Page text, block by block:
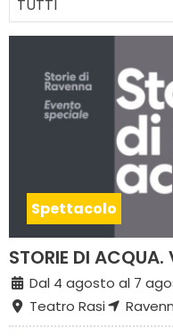
TUTTI
Spettacolo
STORIE DI ACQUA.
Dal 4 agosto al 7
Teatro Rasi